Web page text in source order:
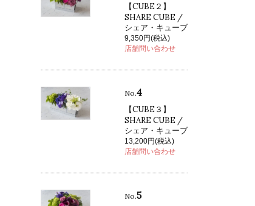
【CUBE２】
SHARE CUBE /
シェア・キューブ
9,350円(税込)
店舗問い合わせ
No.4
【CUBE３】
SHARE CUBE /
シェア・キューブ
13,200円(税込)
店舗問い合わせ
No.5